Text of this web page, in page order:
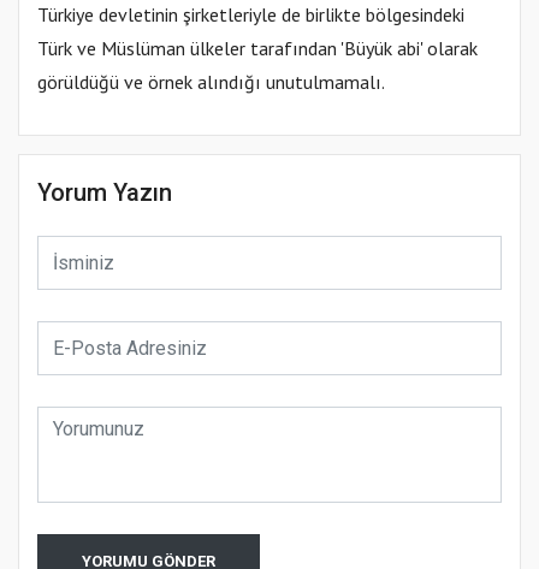
Türkiye devletinin şirketleriyle de birlikte bölgesindeki
Türk ve Müslüman ülkeler tarafından 'Büyük abi' olarak
görüldüğü ve örnek alındığı unutulmamalı.
Yorum Yazın
YORUMU GÖNDER